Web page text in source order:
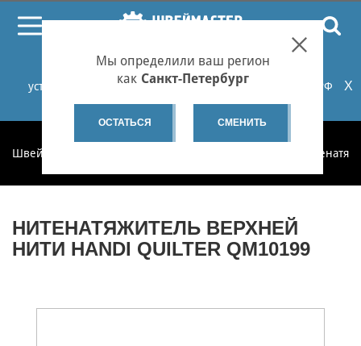
При проблемах с онлайн-оплатой заказов на сайте
установите российские сертификаты НУЦ Минцифры РФ
или используйте Яндекс.Браузер.Подробнее...
X
Мы определили ваш регион
как Санкт-Петербург
ОСТАТЬСЯ СМЕНИТЬ
Швеймастер
НИТЕНАТЯЖИТЕЛЬ ВЕРХНЕЙ
НИТИ HANDI QUILTER QM10199